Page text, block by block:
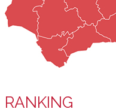
RANKING